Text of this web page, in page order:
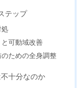
テップ
処
可動域改善
ための全身調整
十分なのか